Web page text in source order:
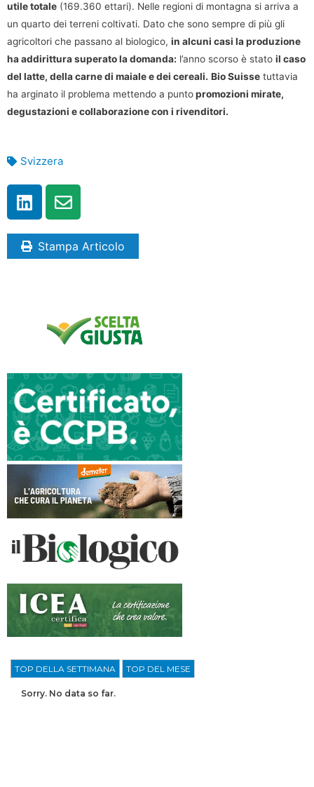
utile totale (169.360 ettari). Nelle regioni di montagna si arriva a
un quarto dei terreni coltivati. Dato che sono sempre di più gli
agricoltori che passano al biologico, in alcuni casi la produzione
ha addirittura superato la domanda: l’anno scorso è stato il caso
del latte, della carne di maiale e dei cereali. Bio Suisse tuttavia
ha arginato il problema mettendo a puntopromozioni mirate,
degustazioni e collaborazione con i rivenditori.
Svizzera
Stampa Articolo
TOP DELLA SETTIMANA TOP DEL MESE
Sorry. No data so far.